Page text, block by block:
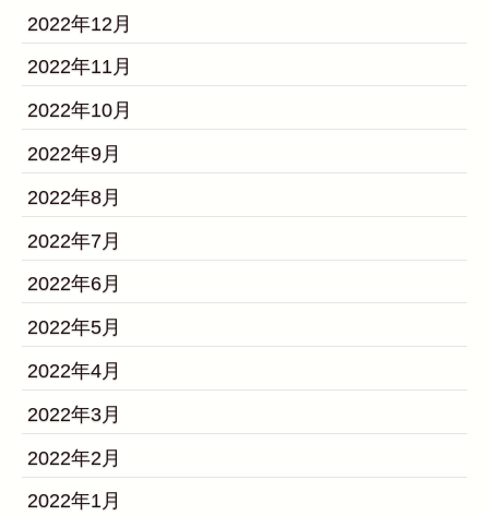
2022年12月
2022年11月
2022年10月
2022年9月
2022年8月
2022年7月
2022年6月
2022年5月
2022年4月
2022年3月
2022年2月
2022年1月